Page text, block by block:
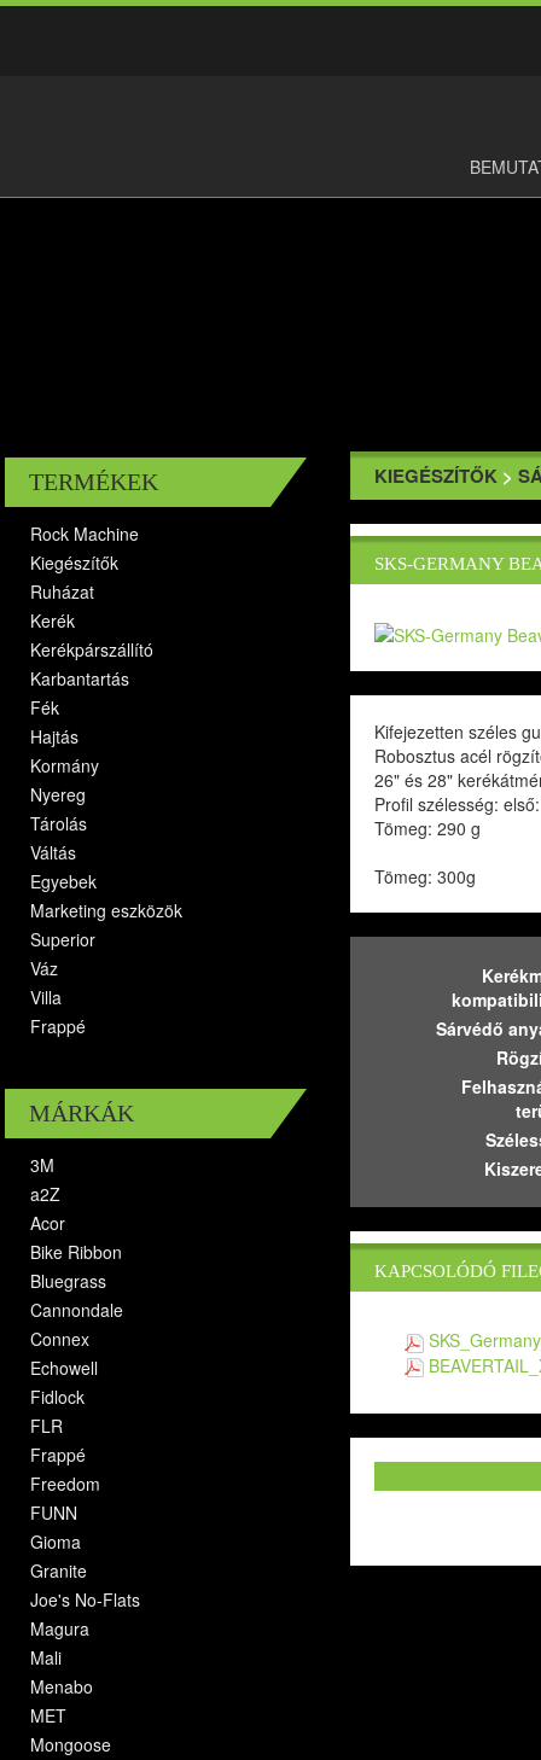
TERMÉKEK
Rock Machine
Kiegészítők
Ruházat
Kerék
Kerékpárszállító
Karbantartás
Fék
Hajtás
Kormány
Nyereg
Tárolás
Váltás
Egyebek
Marketing eszközök
Superior
Váz
Villa
Frappé
MÁRKÁK
3M
a2Z
Acor
Bike Ribbon
Bluegrass
Cannondale
Connex
Echowell
Fidlock
FLR
Frappé
Freedom
FUNN
Gioma
Granite
Joe's No-Flats
Magura
Mali
Menabo
MET
Mongoose
KIEGÉSZÍTŐK >
SKS-GERMANY
Kifejezetten széles
Robosztus acél
26" és 28"
Profil szélesség:
Tömeg: 290 g
Tömeg: 300g
Sárvédő
KAPCSOLÓDÓ